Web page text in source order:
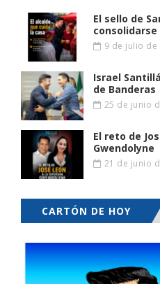
El sello de
consolidarse
9 de julio de
Israel
de Banderas
25 de junio
El reto de
Gwendolyne
21 de junio
CARTÓN DE HOY